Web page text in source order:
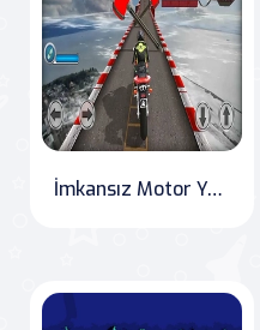
İmkansız Motor Yarışı: Yarış Oyunları 3D 2019